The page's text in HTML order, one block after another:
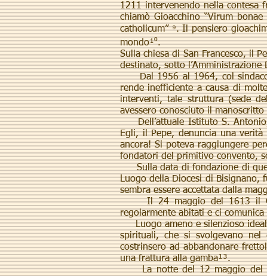
1211 intervenendo nella contesa
chiamò Gioacchino “Virum
catholicum” ⁹. Il pensiero
mondo¹⁰.
Sulla chiesa di San Francesco, il
destinato, sotto
Dal 1956 al 1964, col sindaco
rende inefficiente a causa di
interventi, tale struttura (sede
avessero conosciuto il
Dell’attuale Istituto S. Antonio,
Egli, il Pepe, denuncia una
ancora! Si poteva raggiungere
fondatori del primitivo convento,
Sulla data di fondazione di
Luogo della Diocesi di Bisignano,
sembra essere accettata dalla
Il 24 maggio del 1613 il
regolarmente abitati e ci
Luogo ameno e silenzioso
spirituali, che si svolgevano
costrinsero ad abbandonare
una frattura alla gamba¹³.
La notte del 12 maggio del